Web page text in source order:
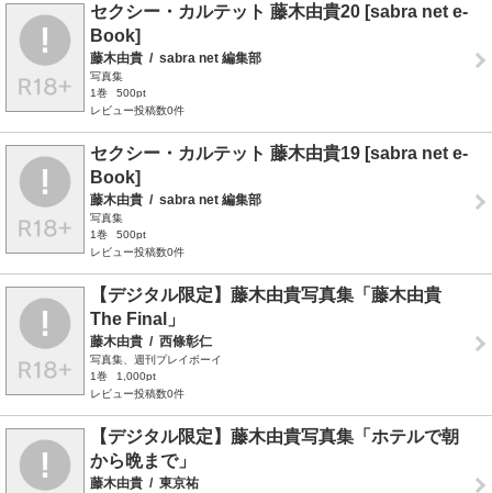
セクシー・カルテット 藤木由貴20 [sabra net e-
Book]
藤木由貴 / sabra net 編集部
写真集
1巻
500pt
レビュー投稿数0件
セクシー・カルテット 藤木由貴19 [sabra net e-
Book]
藤木由貴 / sabra net 編集部
写真集
1巻
500pt
レビュー投稿数0件
【デジタル限定】藤木由貴写真集「藤木由貴
The Final」
藤木由貴 / 西條彰仁
写真集、週刊プレイボーイ
1巻
1,000pt
レビュー投稿数0件
【デジタル限定】藤木由貴写真集「ホテルで朝
から晩まで」
藤木由貴 / 東京祐